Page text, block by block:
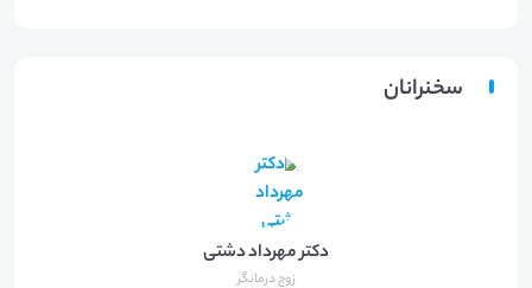
سخنرانان
دکتر مهرداد دشتی
زوج درمانگر